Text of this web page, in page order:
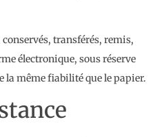
transférés, remis,
électronique, sous réserve
la même fiabilité que le papier.